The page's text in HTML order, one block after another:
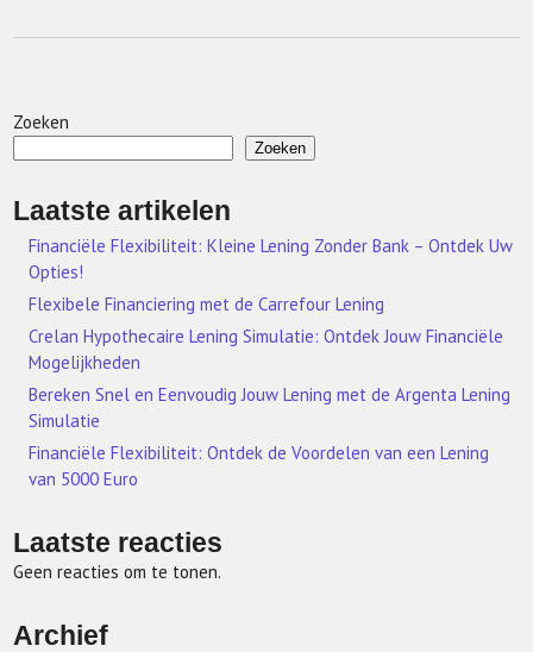
Zoeken
Zoeken
Laatste artikelen
Financiële Flexibiliteit: Kleine Lening Zonder Bank – Ontdek Uw
Opties!
Flexibele Financiering met de Carrefour Lening
Crelan Hypothecaire Lening Simulatie: Ontdek Jouw Financiële
Mogelijkheden
Bereken Snel en Eenvoudig Jouw Lening met de Argenta Lening
Simulatie
Financiële Flexibiliteit: Ontdek de Voordelen van een Lening
van 5000 Euro
Laatste reacties
Geen reacties om te tonen.
Archief